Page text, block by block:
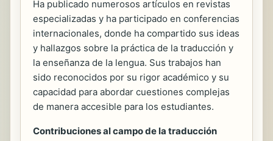
Ha publicado numerosos artículos en revistas
especializadas y ha participado en conferencias
internacionales, donde ha compartido sus ideas
y hallazgos sobre la práctica de la traducción y
la enseñanza de la lengua. Sus trabajos han
sido reconocidos por su rigor académico y su
capacidad para abordar cuestiones complejas
de manera accesible para los estudiantes.
Contribuciones al campo de la traducción